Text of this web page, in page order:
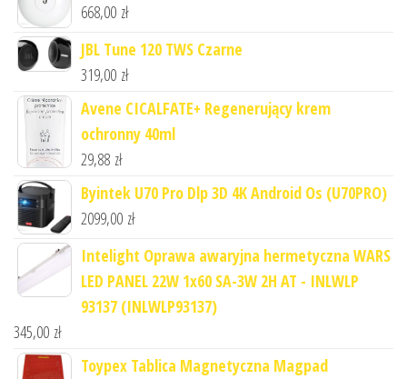
668,00 zł
JBL Tune 120 TWS Czarne
319,00 zł
Avene CICALFATE+ Regenerujący krem
ochronny 40ml
29,88 zł
Byintek U70 Pro Dlp 3D 4K Android Os (U70PRO)
2099,00 zł
Intelight Oprawa awaryjna hermetyczna WARS
LED PANEL 22W 1x60 SA-3W 2H AT - INLWLP
93137 (INLWLP93137)
345,00 zł
Toypex Tablica Magnetyczna Magpad